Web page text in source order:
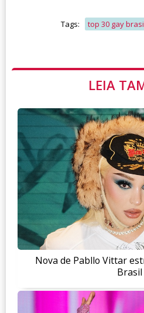
Tags: top 30 gay
LEIA
Nova de Pabllo Vittar
Brasil